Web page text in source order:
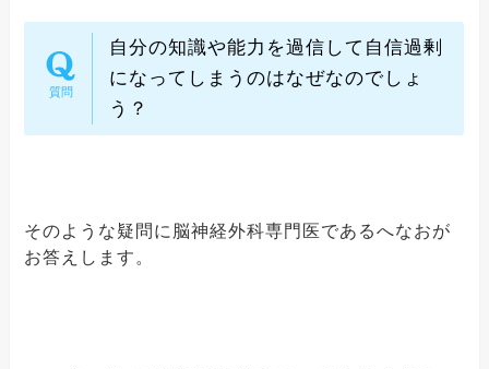
自分の知識や能力を過信して自信過剰
になってしまうのはなぜなのでしょ
う？
そのような疑問に脳神経外科専門医であるへなおが
お答えします。